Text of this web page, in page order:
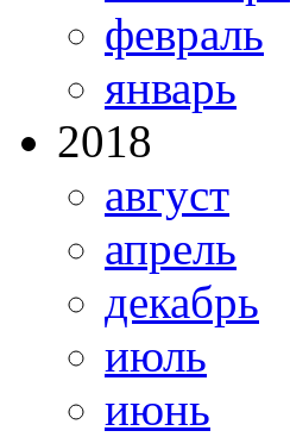
февраль
январь
2018
август
апрель
декабрь
июль
июнь